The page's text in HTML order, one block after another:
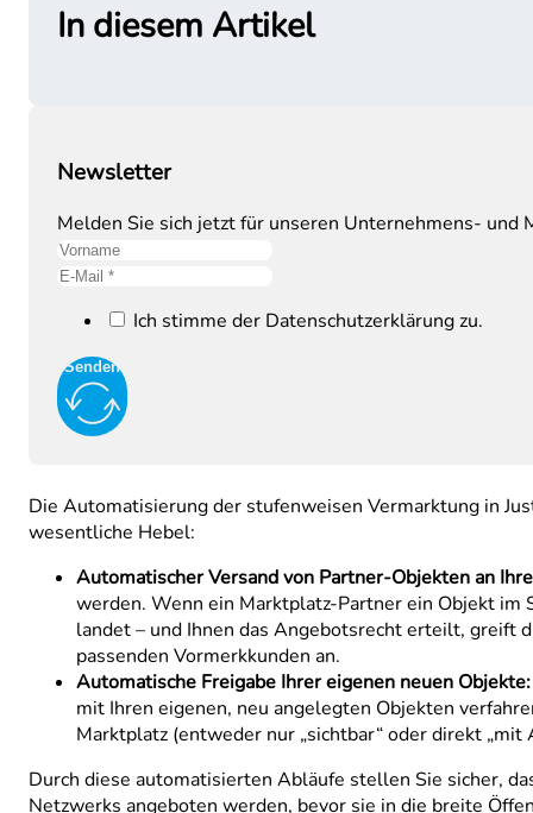
In diesem Artikel
Newsletter
Melden Sie sich jetzt für unseren Unternehmens-
Ich stimme der Datenschutzerklärung zu.
Senden
Die Automatisierung der stufenweisen Vermarktung in
wesentliche Hebel:
Automatischer Versand von Partner-Objekten an
werden. Wenn ein Marktplatz-Partner ein Objekt
landet – und Ihnen das Angebotsrecht erteilt, greift
passenden Vormerkkunden an.
Automatische Freigabe Ihrer eigenen neuen Objekte:
mit Ihren eigenen, neu angelegten Objekten
Marktplatz (entweder nur „sichtbar“ oder direkt
Durch diese automatisierten Abläufe stellen Sie sicher,
Netzwerks angeboten werden, bevor sie in die breite